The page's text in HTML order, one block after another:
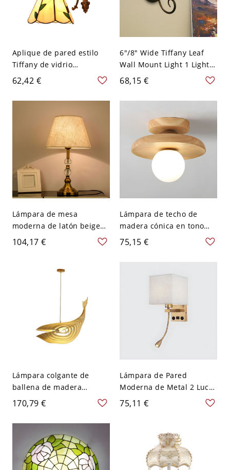
Aplique de pared estilo
Tiffany de vidrio
emplomado con motivo de
hojas y brazo de voluta de
bronce ornamentado -
62,42 €
6"/8" Wide Tiffany Leaf
Wall Mount Light 1 Light
Beige Stained Glass
Sconce Lamp with Curved
Arm - 110 A 120 V Beige
68,15 €
Lámpara de mesa
moderna de latón beige
con detalle de cristal
claro y interruptor
104,17 €
Lámpara de techo de
madera cónica en tono
beige, sencilla y semi
empotrada para
dormitorio - 110 A 120 V
75,15 €
Lámpara colgante de
ballena de madera
artística con 1 bombilla
para comedor - 110 A 120
V 59,69 cm
170,79 €
Lámpara de Pared
Moderna de Metal 2 Luces
Aplique con Pantalla de
Tela de Rectángulo - 110 A
75,11 €